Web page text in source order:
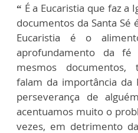
“ É a Eucaristia que faz a
documentos da Santa
Eucaristia é o
aprofundamento da
mesmos documentos,
falam da importância da
perseverança de
acentuamos muito o
vezes, em detrimento